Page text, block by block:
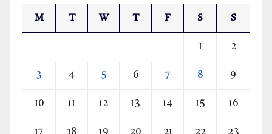
M T W T F S S
1 2
3 4 5 6 7 8 9
10 11 12 13 14 15 16